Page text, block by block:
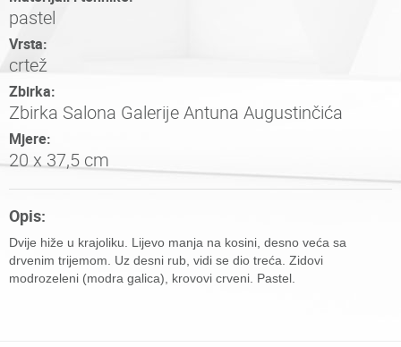
pastel
Vrsta:
crtež
Zbirka:
Zbirka Salona Galerije Antuna Augustinčića
Mjere:
20 x 37,5 cm
Opis:
Dvije hiže u krajoliku. Lijevo manja na kosini, desno veća sa
drvenim trijemom. Uz desni rub, vidi se dio treća. Zidovi
modrozeleni (modra galica), krovovi crveni. Pastel.